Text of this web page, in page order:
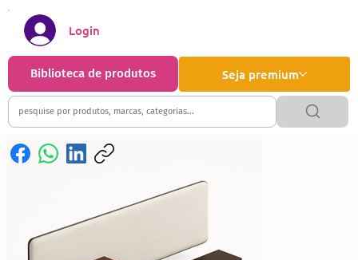
Seja premium
Biblioteca de produtos
Login